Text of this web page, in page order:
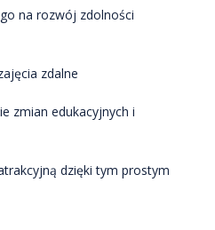
na rozwój zdolności
zdalne
zmian edukacyjnych i
dzięki tym prostym